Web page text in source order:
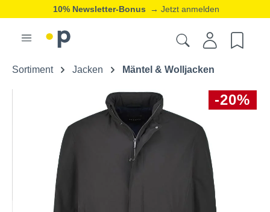
10% Newsletter-Bonus → Jetzt anmelden
Sortiment Jacken Mäntel & Wolljacken
-20%